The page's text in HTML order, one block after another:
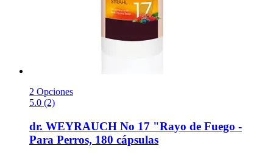
2 Opciones
5.0 (2)
dr. WEYRAUCH No 17 "Rayo de Fuego -​
Para Perros, 180 cápsulas